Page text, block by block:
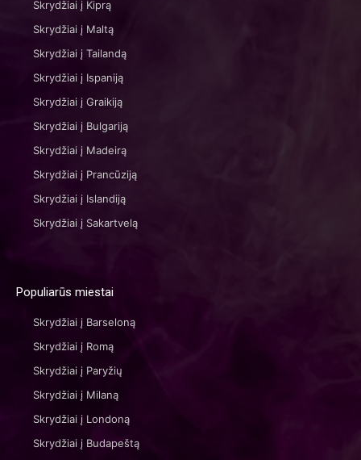
Skrydžiai į Kiprą
Skrydžiai į Maltą
Skrydžiai į Tailandą
Skrydžiai į Ispaniją
Skrydžiai į Graikiją
Skrydžiai į Bulgariją
Skrydžiai į Madeirą
Skrydžiai į Prancūziją
Skrydžiai į Islandiją
Skrydžiai į Sakartvelą
Populiarūs miestai
Skrydžiai į Barseloną
Skrydžiai į Romą
Skrydžiai į Paryžių
Skrydžiai į Milaną
Skrydžiai į Londoną
Skrydžiai į Budapeštą